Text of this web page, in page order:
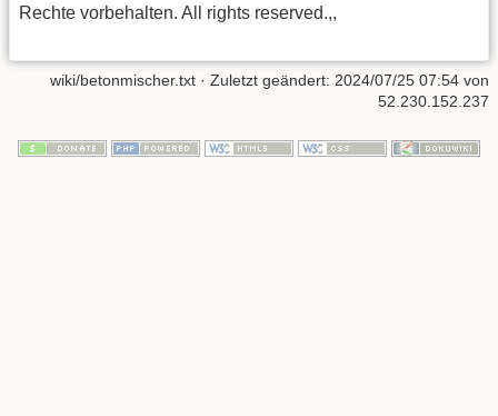
Rechte vorbehalten. All rights reserved.,,
wiki/betonmischer.txt · Zuletzt geändert: 2024/07/25 07:54 von
52.230.152.237